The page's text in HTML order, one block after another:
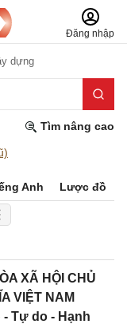
Đăng nhập
dựng
Tìm nâng cao
Anh Lược đồ
XÃ HỘI CHỦ
VIỆT NAM
Tự do - Hạnh